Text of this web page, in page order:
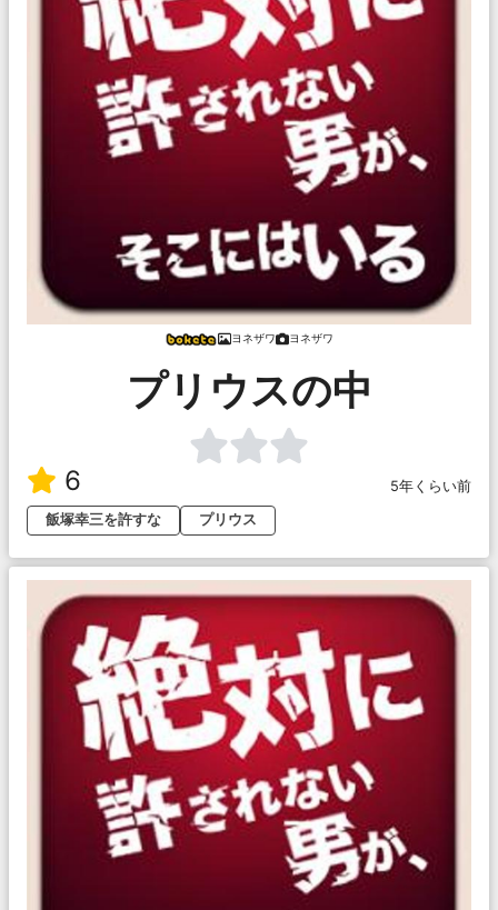
ヨネザワ ヨネザワ
プリウスの中
6
5年くらい前
飯塚幸三を許すな
プリウス